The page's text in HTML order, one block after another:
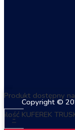
Copyright ©
Produkt dostępny
-
ilość KUFEREK